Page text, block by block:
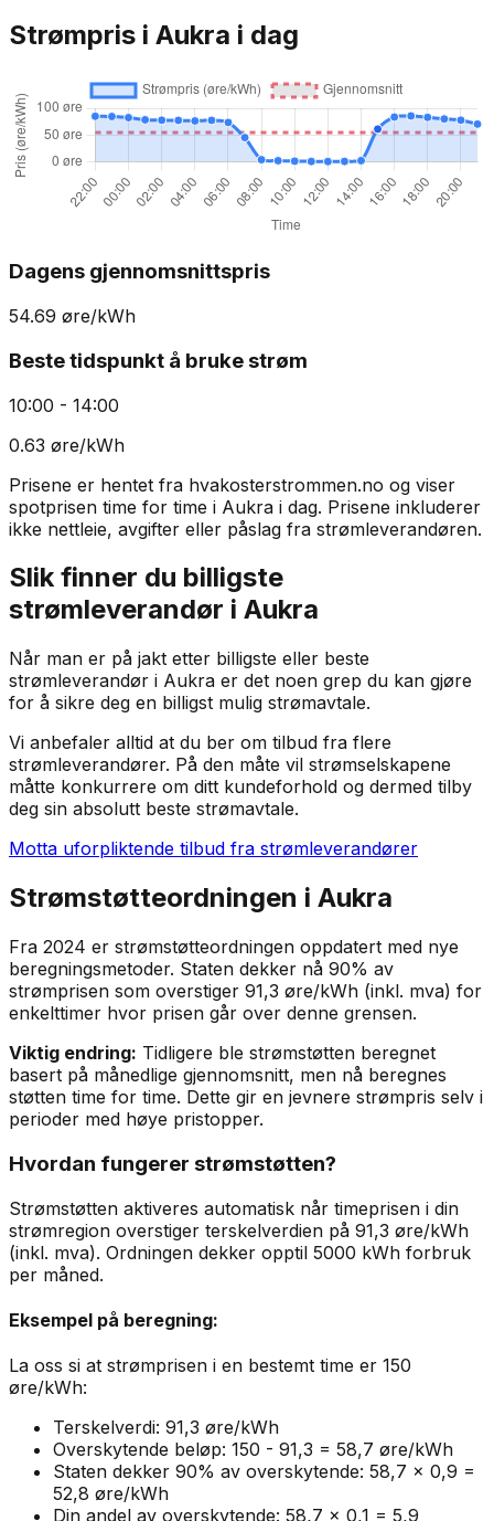
Strømpris i Aukra i dag
Dagens gjennomsnittspris
54.69 øre/kWh
Beste tidspunkt å bruke strøm
10:00 - 14:00
0.63 øre/kWh
Prisene er hentet fra hvakosterstrommen.no og viser
spotprisen time for time i Aukra i dag. Prisene inkluderer
ikke nettleie, avgifter eller påslag fra strømleverandøren.
Slik finner du billigste
strømleverandør i Aukra
Når man er på jakt etter billigste eller beste
strømleverandør i Aukra er det noen grep du kan gjøre
for å sikre deg en billigst mulig strømavtale.
Vi anbefaler alltid at du ber om tilbud fra flere
strømleverandører. På den måte vil strømselskapene
måtte konkurrere om ditt kundeforhold og dermed tilby
deg sin absolutt beste strømavtale.
Motta uforpliktende tilbud fra strømleverandører
Strømstøtteordningen i Aukra
Fra 2024 er strømstøtteordningen oppdatert med nye
beregningsmetoder. Staten dekker nå 90% av
strømprisen som overstiger 91,3 øre/kWh (inkl. mva) for
enkelttimer hvor prisen går over denne grensen.
Viktig endring: Tidligere ble strømstøtten beregnet
basert på månedlige gjennomsnitt, men nå beregnes
støtten time for time. Dette gir en jevnere strømpris selv i
perioder med høye pristopper.
Hvordan fungerer strømstøtten?
Strømstøtten aktiveres automatisk når timeprisen i din
strømregion overstiger terskelverdien på 91,3 øre/kWh
(inkl. mva). Ordningen dekker opptil 5000 kWh forbruk
per måned.
Eksempel på beregning:
La oss si at strømprisen i en bestemt time er 150
øre/kWh:
Terskelverdi: 91,3 øre/kWh
Overskytende beløp: 150 - 91,3 = 58,7 øre/kWh
Staten dekker 90% av overskytende: 58,7 × 0,9 =
52,8 øre/kWh
Din andel av overskytende: 58,7 × 0,1 = 5,9